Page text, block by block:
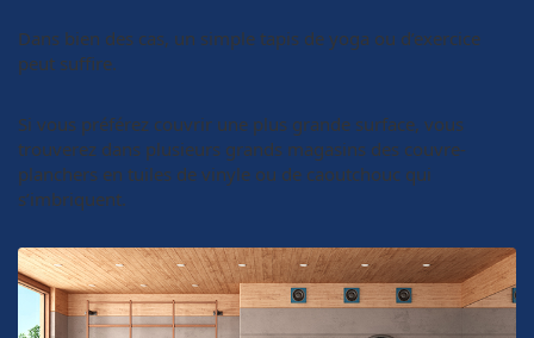
Dans bien des cas, un simple tapis de yoga ou d’exercice
peut suffire.
Si vous préférez couvrir une plus grande surface, vous
trouverez dans plusieurs grands magasins des couvre-
planchers en tuiles de vinyle ou de caoutchouc qui
s’imbriquent.